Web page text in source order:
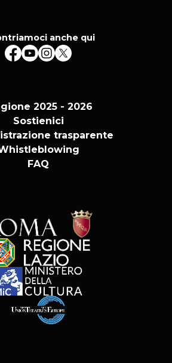
anche qui
2025 - 2026
Sostienici
trasparente
FAQ